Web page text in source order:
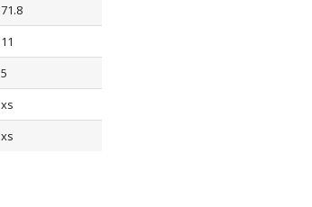
71.8
11
5
xs
xs